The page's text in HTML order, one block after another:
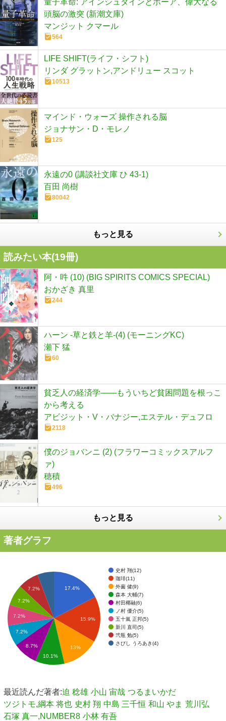
頭脳の激突 (新潮文庫)
マンジット クマール
564
LIFE SHIFT(ライフ・シフト)
リンダ グラットン,アンドリュー スコット
10513
マインド・ウォーズ 操作される脳
ジョナサン・D・モレノ
125
永遠の0 (講談社文庫 ひ 43-1)
百田 尚樹
80042
もっと見る
読みたい本(19冊)
阿・吽 (10) (BIG SPIRITS COMICS SPECIAL)
おかざき 真里
244
ハーン ‐草と鉄と羊‐(4) (モーニングKC)
瀬下 猛
60
貧乏人の経済学――もういちど貧困問題を根っこ
から考える
アビジット・V・バナジー,エステル・デュフロ
2118
僕のジョバンニ (2) (フラワーコミックスアルフ
ァ)
穂積
496
もっと見る
著者グラフ
史村 翔(12)
珈琲(11)
外薗 健(9)
森本 大輔(7)
村田椰融(6)
ノ村 優介(5)
五十嵐 正邦(5)
新川 直司(5)
弐瓶 勉(5)
さびし うろあき(4)
17.4%
15.9%
13%
7.2%
7.2%
7.2%
7.2%
8.7%
10.1%
最近読んだ著者:迫 稔雄 小山 宙哉 つるまいかだ
ツジトモ,綱本 将也 史村 翔 中島 三千恒 和山 やま 荒川弘
石塚 真一,NUMBER8 小林 有吾